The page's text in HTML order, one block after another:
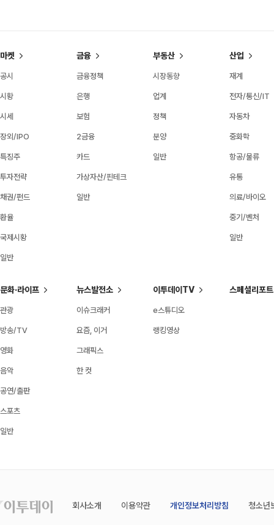
마켓
공시
시황
시세
장외/IPO
특징주
투자전략
채권/펀드
환율
국제시황
일반
금융
금융정책
은행
보험
2금융
카드
가상자산/핀테크
일반
부동산
시장동향
업계
정책
분양
일반
산업
재계
전자/통신/IT
자동차
중화학
항공/물류
유통
의료/바이오
중기/벤처
일반
문화·라이프
관광
방송/TV
영화
음악
공연/출판
스포츠
일반
뉴스발전소
이슈크래커
요즘, 이거
그래픽스
한 컷
이투데이TV
e스튜디오
랭킹영상
스페셜리포트
회사소개 이용약관 개인정보처리방침 청소년